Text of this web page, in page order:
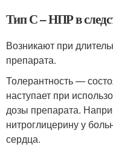
Тип С – НПР в
Возникают при
препарата.
Толерантность —
наступает при
дозы препарата.
нитроглицерину у
сердца.